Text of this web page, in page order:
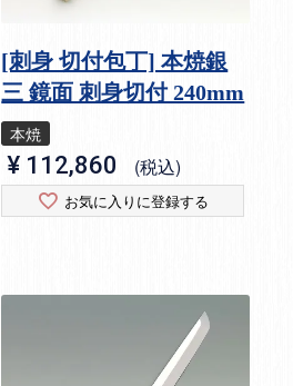
[刺身 切付包丁] 本焼銀
三 鏡面 刺身切付 240mm
本焼
¥ 112,860 税込
お気に入りに登録する